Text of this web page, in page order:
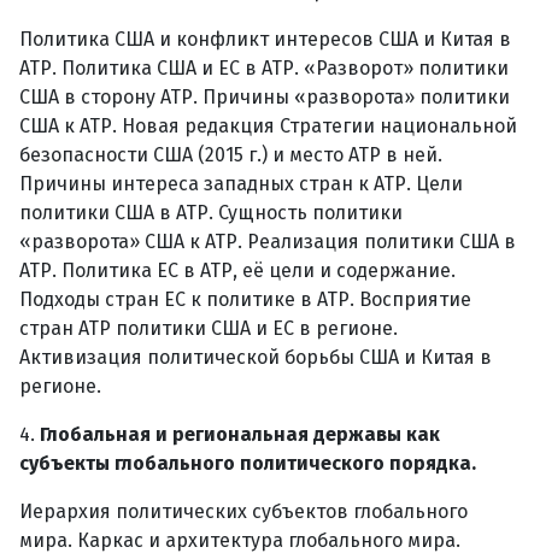
Политика США и конфликт интересов США и Китая в
АТР. Политика США и ЕС в АТР. «Разворот» политики
США в сторону АТР. Причины «разворота» политики
США к АТР. Новая редакция Стратегии национальной
безопасности США (2015 г.) и место АТР в ней.
Причины интереса западных стран к АТР. Цели
политики США в АТР. Сущность политики
«разворота» США к АТР. Реализация политики США в
АТР. Политика ЕС в АТР, её цели и содержание.
Подходы стран ЕС к политике в АТР. Восприятие
стран АТР политики США и ЕС в регионе.
Активизация политической борьбы США и Китая в
регионе.
4. Глобальная и региональная державы как
субъекты глобального политического порядка.
Иерархия политических субъектов глобального
мира. Каркас и архитектура глобального мира.